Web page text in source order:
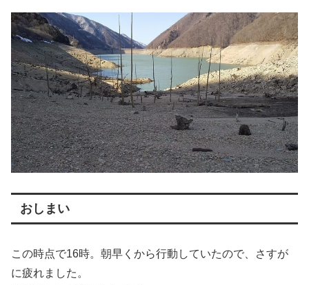
おしまい
この時点で16時。朝早くから行動していたので、さすが
に疲れました。